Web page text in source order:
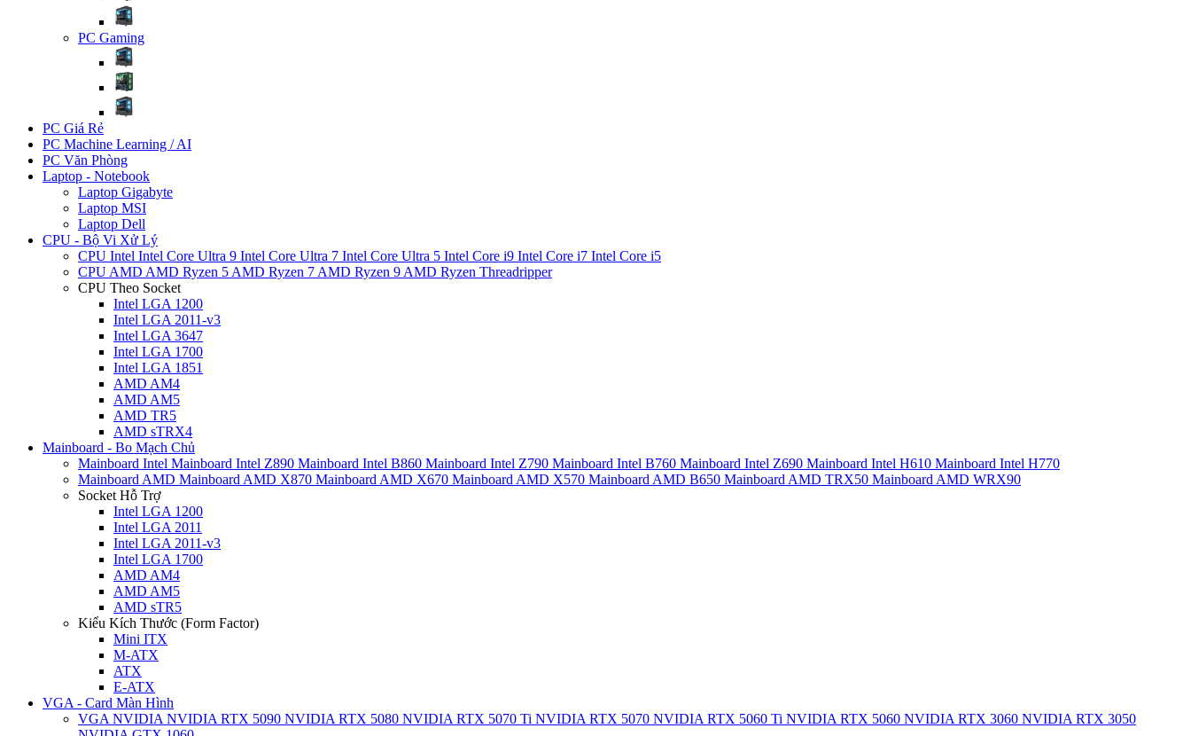
PC Gaming
PC Giá Rẻ
PC Machine Learning / AI
PC Văn Phòng
Laptop - Notebook
Laptop Gigabyte
Laptop MSI
Laptop Dell
CPU - Bộ Vi Xử Lý
CPU Intel Intel Core Ultra 9 Intel Core Ultra 7 Intel Core Ultra 5 Intel Core i9 Intel Core i7 Intel Core i5
CPU AMD AMD Ryzen 5 AMD Ryzen 7 AMD Ryzen 9 AMD Ryzen Threadripper
CPU Theo Socket
Intel LGA 1200
Intel LGA 2011-v3
Intel LGA 3647
Intel LGA 1700
Intel LGA 1851
AMD AM4
AMD AM5
AMD TR5
AMD sTRX4
Mainboard - Bo Mạch Chủ
Mainboard Intel Mainboard Intel Z890 Mainboard Intel B860 Mainboard Intel Z790 Mainboard Intel B760 Mainboard Intel Z690 Mainboard Intel H610 Mainboard Intel H770
Mainboard AMD Mainboard AMD X870 Mainboard AMD X670 Mainboard AMD X570 Mainboard AMD B650 Mainboard AMD TRX50 Mainboard AMD WRX90
Socket Hỗ Trợ
Intel LGA 1200
Intel LGA 2011
Intel LGA 2011-v3
Intel LGA 1700
AMD AM4
AMD AM5
AMD sTR5
Kiểu Kích Thước (Form Factor)
Mini ITX
M-ATX
ATX
E-ATX
VGA - Card Màn Hình
VGA NVIDIA NVIDIA RTX 5090 NVIDIA RTX 5080 NVIDIA RTX 5070 Ti NVIDIA RTX 5070 NVIDIA RTX 5060 Ti NVIDIA RTX 5060 NVIDIA RTX 3060 NVIDIA RTX 3050